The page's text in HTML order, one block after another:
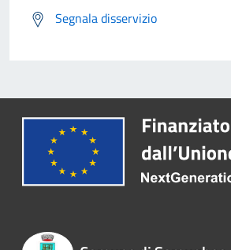
Segnala disservizio